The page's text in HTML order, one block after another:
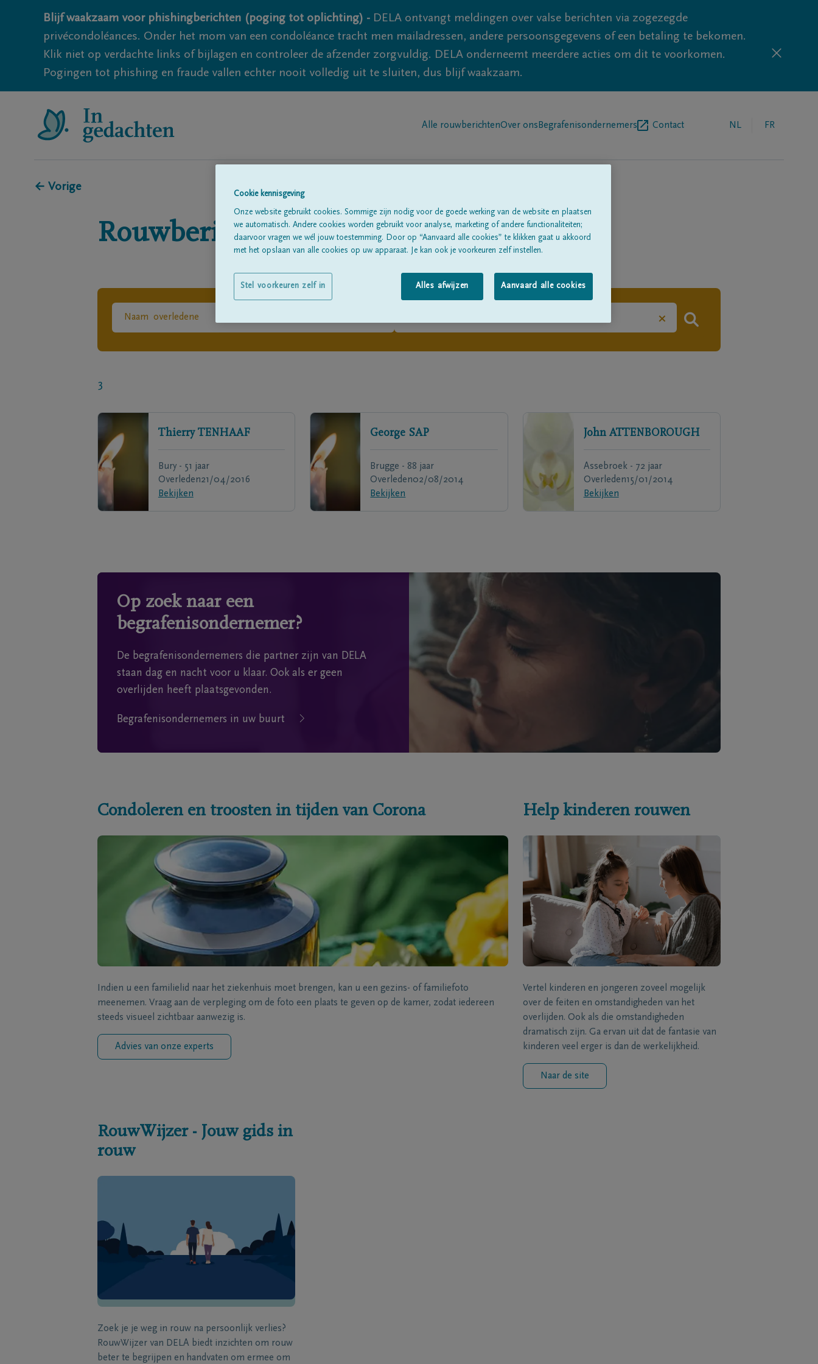
Blijf waakzaam voor phishingberichten (poging tot oplichting) - DELA ontvangt meldingen over valse berichten via zogezegde
privécondoléances. Onder het mom van een condoléance tracht men mailadressen, andere persoonsgegevens of een betaling te bekomen.
Klik niet op verdachte links of bijlagen en controleer de afzender zorgvuldig. DELA onderneemt meerdere acties om dit te voorkomen.
Pogingen tot phishing en fraude vallen echter nooit volledig uit te sluiten, dus blijf waakzaam.
Alle rouwberichtenOver ons Begrafenisondernemers Contact NL FR
← Vorige
Rouwberichten in 'Bury'
×
3
Thierry TENHAAF
Bury - 51 jaar
Overleden21/04/2016
Bekijken
George SAP
Brugge - 88 jaar
Overleden02/08/2014
Bekijken
John ATTENBOROUGH
Assebroek - 72 jaar
Overleden15/01/2014
Bekijken
Op zoek naar een
begrafenisondernemer?
De begrafenisondernemers die partner zijn van DELA
staan dag en nacht voor u klaar. Ook als er geen
overlijden heeft plaatsgevonden.
Begrafenisondernemers in uw buurt
Condoleren en troosten in tijden van Corona
Indien u een familielid naar het ziekenhuis moet brengen, kan u een gezins- of familiefoto
meenemen. Vraag aan de verpleging om de foto een plaats te geven op de kamer, zodat iedereen
steeds visueel zichtbaar aanwezig is.
Advies van onze experts
Help kinderen rouwen
Vertel kinderen en jongeren zoveel mogelijk
over de feiten en omstandigheden van het
overlijden. Ook als die omstandigheden
dramatisch zijn. Ga ervan uit dat de fantasie van
kinderen veel erger is dan de werkelijkheid.
Naar de site
RouwWijzer - Jouw gids in
rouw
Zoek je je weg in rouw na persoonlijk verlies?
RouwWijzer van DELA biedt inzichten om rouw
beter te begrijpen en handvaten om ermee om
Cookie kennisgeving
Onze website gebruikt cookies. Sommige zijn nodig voor de goede werking van de website en plaatsen
we automatisch. Andere cookies worden gebruikt voor analyse, marketing of andere functionaliteiten;
daarvoor vragen we wél jouw toestemming. Door op “Aanvaard alle cookies” te klikken gaat u akkoord
met het opslaan van alle cookies op uw apparaat. Je kan ook je voorkeuren zelf instellen.
Alles afwijzen Aanvaard alle cookies
Stel voorkeuren zelf in